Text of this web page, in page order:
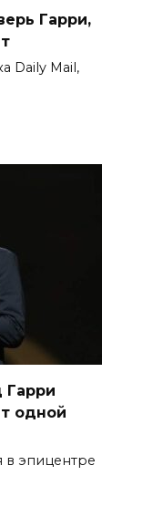
Гарри,
Daily Mail,
Гарри
одной
в эпицентре